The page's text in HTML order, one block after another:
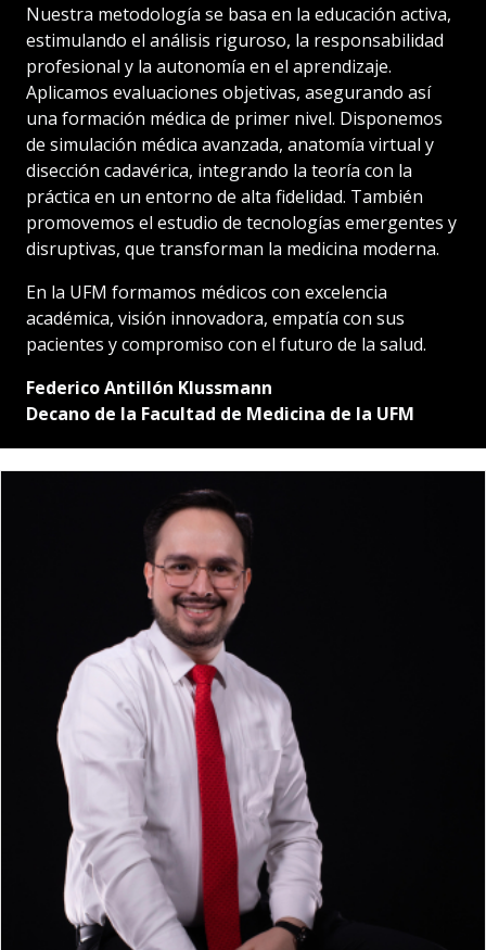
Nuestra metodología se basa en la educación activa,
estimulando el análisis riguroso, la responsabilidad
profesional y la autonomía en el aprendizaje.
Aplicamos evaluaciones objetivas, asegurando así
una formación médica de primer nivel. Disponemos
de simulación médica avanzada, anatomía virtual y
disección cadavérica, integrando la teoría con la
práctica en un entorno de alta fidelidad. También
promovemos el estudio de tecnologías emergentes y
disruptivas, que transforman la medicina moderna.
En la UFM formamos médicos con excelencia
académica, visión innovadora, empatía con sus
pacientes y compromiso con el futuro de la salud.
Federico Antillón Klussmann
Decano de la Facultad de Medicina de la UFM